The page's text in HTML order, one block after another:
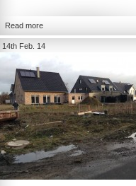
Read more
14th Feb. 14